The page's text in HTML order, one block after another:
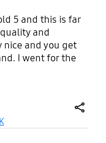
5 and this is far
and
nice and you get
I went for the
not given this 5*
for the